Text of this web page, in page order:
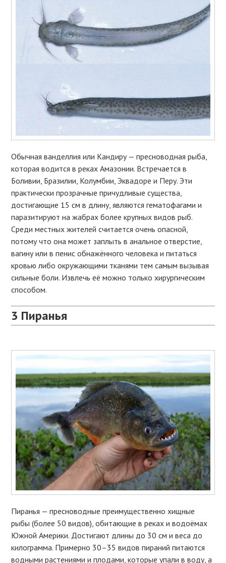
Обычная ванделлия или Кандиру — пресноводная рыба,
которая водится в реках Амазонии. Встречается в
Боливии, Бразилии, Колумбии, Эквадоре и Перу. Эти
практически прозрачные причудливые существа,
достигающие 15 см в длину, являются гематофагами и
паразитируют на жабрах более крупных видов рыб.
Среди местных жителей считается очень опасной,
потому что она может заплыть в анальное отверстие,
вагину или в пенис обнажённого человека и питаться
кровью либо окружающими тканями тем самым вызывая
сильные боли. Извлечь её можно только хирургическим
способом.
3 Пиранья
Пиранья — пресноводные преимущественно хищные
рыбы (более 50 видов), обитающие в реках и водоёмах
Южной Америки. Достигают длины до 30 см и веса до
килограмма. Примерно 30–35 видов пираний питаются
водными растениями и плодами, которые упали в воду, а